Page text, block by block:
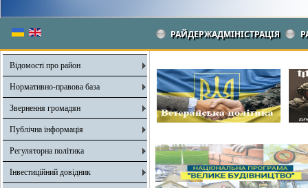
РАЙДЕРЖАДМІНІСТРАЦІЯ
Відомості про район
Нормативно-правова база
Звернення громадян
Публічна інформація
Регуляторна політика
Інвестиційний довідник